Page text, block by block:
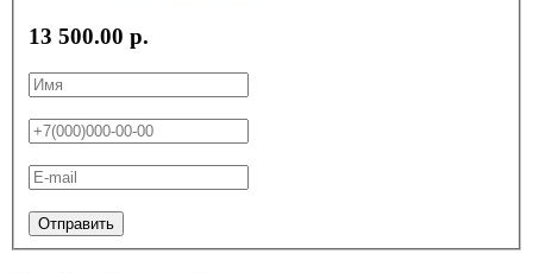
13 500.00 р.
Отправить